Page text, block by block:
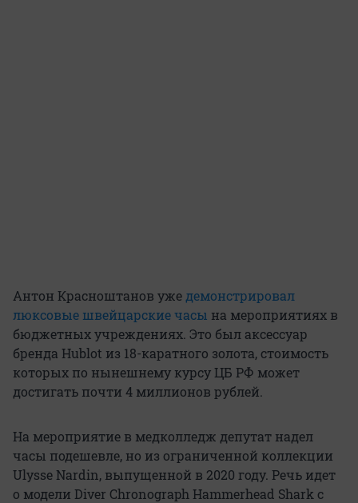
Антон Красноштанов уже демонстрировал
люксовые швейцарские часы на мероприятиях в
бюджетных учреждениях. Это был аксессуар
бренда Hublot из 18-каратного золота, стоимость
которых по нынешнему курсу ЦБ РФ может
достигать почти 4 миллионов рублей.
На мероприятие в медколледж депутат надел
часы подешевле, но из ограниченной коллекции
Ulysse Nardin, выпущенной в 2020 году. Речь идет
о модели Diver Chronograph Hammerhead Shark с